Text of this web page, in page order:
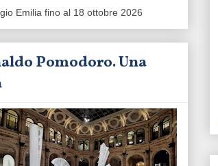
Emilia fino al 18 ottobre 2026
Pomodoro. Una